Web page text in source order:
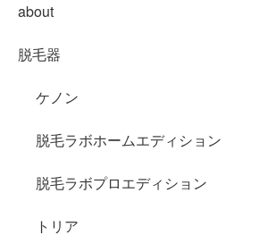
about
脱毛器
ケノン
脱毛ラボホームエディション
脱毛ラボプロエディション
トリア